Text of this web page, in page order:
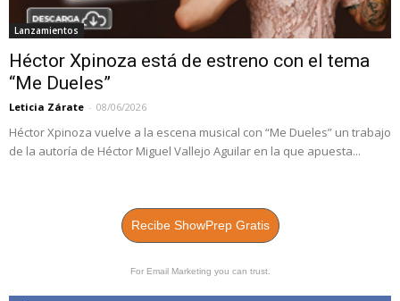
Lanzamientos
Héctor Xpinoza está de estreno con el tema
“Me Dueles”
Leticia Zárate - 08/06/2026
Héctor Xpinoza vuelve a la escena musical con “Me Dueles” un trabajo
de la autoría de Héctor Miguel Vallejo Aguilar en la que apuesta...
Recibe ShowPrep Gratis
For Email Marketing you can trust.